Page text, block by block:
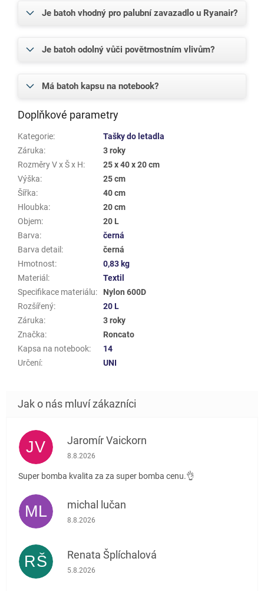
Je batoh vhodný pro palubní zavazadlo u Ryanair?
Je batoh odolný vůči povětrnostním vlivům?
Má batoh kapsu na notebook?
Doplňkové parametry
Kategorie:
Tašky do letadla
Záruka:
3 roky
Rozměry V x Š x H:
25 x 40 x 20 cm
Výška:
25 cm
Šířka:
40 cm
Hloubka:
20 cm
Objem:
20 L
Barva:
černá
Barva detail :
černá
Hmotnost:
0,83 kg
Materiál :
Textil
Specifikace materiálu:
Nylon 600D
Rozšířený:
20 L
Záruka:
3 roky
Značka:
Roncato
Kapsa na notebook:
14
Určení: UNI
JV Jaromír Vaickorn
Hodnocení obchodu je 5 z 5 hvězdiček.
8.8.2026
Super bomba kvalita za za super bomba cenu.👌
ML michal lučan
Hodnocení obchodu je 5 z 5 hvězdiček.
8.8.2026
RŠ Renata Šplíchalová
Hodnocení obchodu je 5 z 5 hvězdiček.
5.8.2026